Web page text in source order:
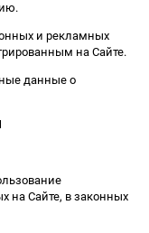
и рекламных
на Сайте.
данные о
на Сайте, в законных